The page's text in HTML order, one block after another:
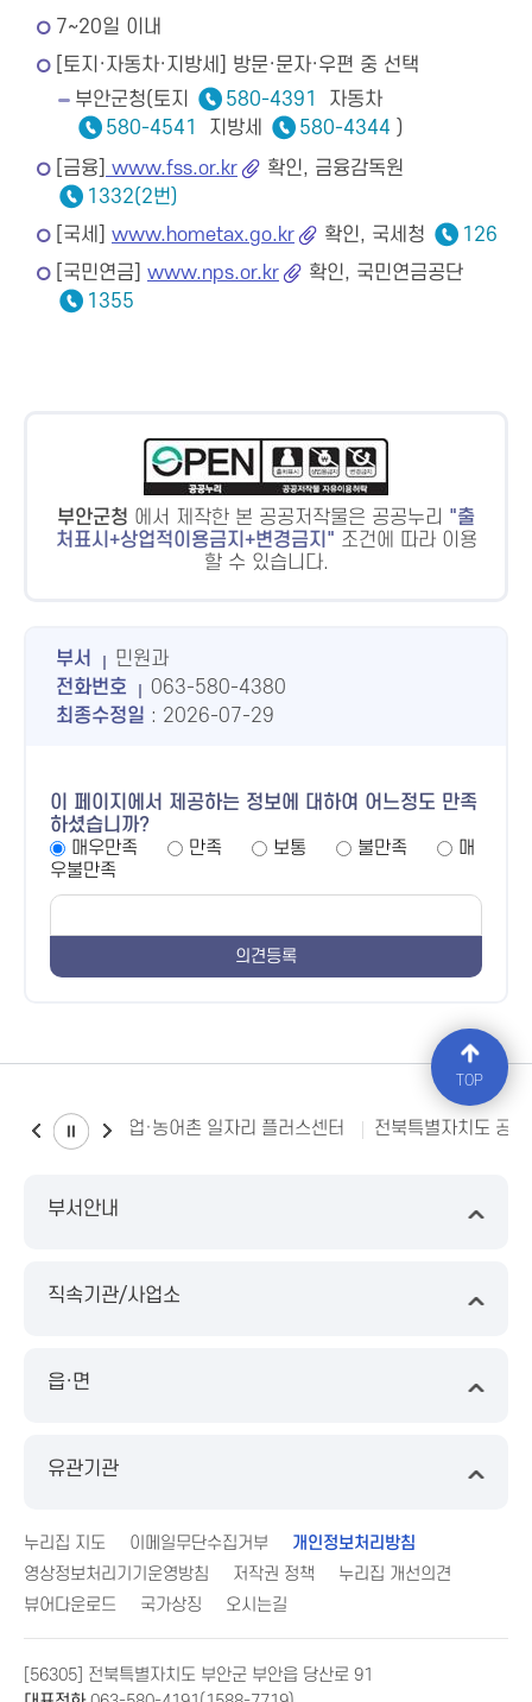
7~20일 이내
[토지·자동차·지방세] 방문·문자·우편 중 선택
부안군청(토지
580-4391
자동차
580-4541
지방세 580-4344 )
[금융]
www.fss.or.kr
확인, 금융감독원
1332(2번)
[국세] www.hometax.go.kr 확인, 국세청
126
[국민연금] www.nps.or.kr
확인, 국민연금공단
1355
부안군청 에서 제작한 본 공공저작물은 공공누리
출
처표시+상업적이용금지+변경금지
조건에 따라 이용
할 수 있습니다.
부서
민원과
전화번호
063-580-4380
최종수정일 : 2026-07-29
이 페이지에서 제공하는 정보에 대하여 어느정도 만족
하셨습니까?
매우만족
만족 보통 불만족
매
우불만족
특별자치도 농어업·농어촌 일자리 플러스센터 전북특별자치도 공
부서안내
직속기관/사업소
읍·면
유관기관
누리집 지도 이메일무단수집거부
개인정보처리방침
영상정보처리기기운영방침
저작권 정책
누리집 개선의견
뷰어다운로드
국가상징 오시는길
[56305] 전북특별자치도 부안군 부안읍 당산로 91
TOP